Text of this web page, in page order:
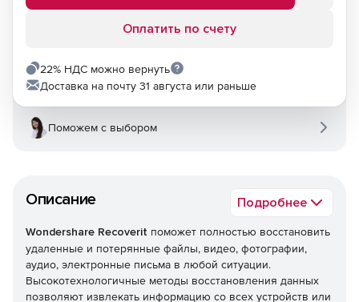
Описание Подробнее
Wondershare Recoverit поможет полностью восстановить
удаленные и потерянные файлы, видео, фотографии,
аудио, электронные письма в любой ситуации.
Высокотехнологичные методы восстановления данных
позволяют извлекать информацию со всех устройств или
Оплатить по счету
22% НДС можно вернуть
Доставка на почту 31 августа или раньше
Поможем с выбором